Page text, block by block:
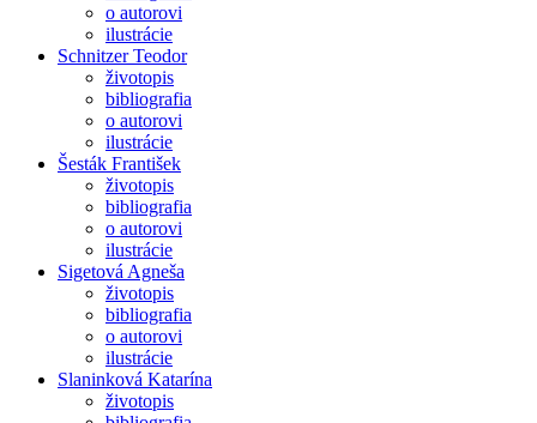
o autorovi
ilustrácie
Schnitzer Teodor
životopis
bibliografia
o autorovi
ilustrácie
Šesták František
životopis
bibliografia
o autorovi
ilustrácie
Sigetová Agneša
životopis
bibliografia
o autorovi
ilustrácie
Slaninková Katarína
životopis